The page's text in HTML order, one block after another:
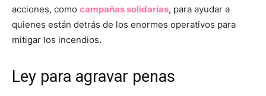
acciones, como campañas solidarias, para ayudar a
quienes están detrás de los enormes operativos para
mitigar los incendios.
Ley para agravar penas